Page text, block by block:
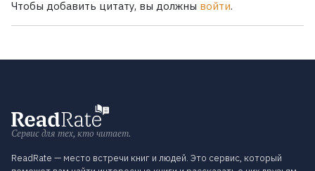
Чтобы добавить цитату, вы должны войти.
Сервис для тех, кто читает.
ReadRate — место встречи книг и людей. Это сервис, который